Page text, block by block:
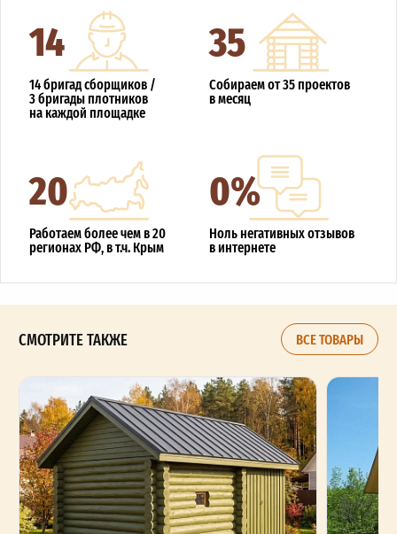
14
14 бригад сборщиков /
3 бригады плотников
на каждой площадке
35
Собираем от 35 проектов
в месяц
20
Работаем более чем в 20
регионах РФ, в т.ч. Крым
0%
Ноль негативных отзывов
в интернете
СМОТРИТЕ ТАКЖЕ ВСЕ ТОВАРЫ